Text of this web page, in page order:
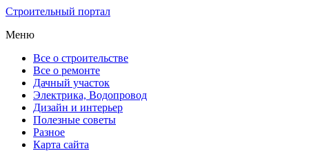
Строительный портал
Меню
Все о строительстве
Все о ремонте
Дачный участок
Электрика, Водопровод
Дизайн и интерьер
Полезные советы
Разное
Карта сайта